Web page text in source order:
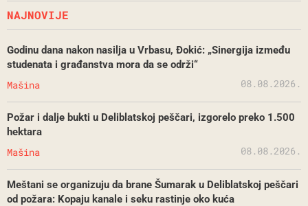
NAJNOVIJE
Godinu dana nakon nasilja u Vrbasu, Đokić: „Sinergija između
studenata i građanstva mora da se održi“
Mašina 08.08.2026.
Požar i dalje bukti u Deliblatskoj peščari, izgorelo preko 1.500
hektara
Mašina 08.08.2026.
Meštani se organizuju da brane Šumarak u Deliblatskoj peščari
od požara: Kopaju kanale i seku rastinje oko kuća